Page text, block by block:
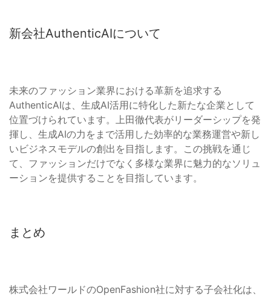
新会社AuthenticAIについて
未来のファッション業界における革新を追求する
AuthenticAIは、生成AI活用に特化した新たな企業として
位置づけられています。上田徹代表がリーダーシップを発
揮し、生成AIの力をまで活用した効率的な業務運営や新し
いビジネスモデルの創出を目指します。この挑戦を通じ
て、ファッションだけでなく多様な業界に魅力的なソリュ
ーションを提供することを目指しています。
まとめ
株式会社ワールドのOpenFashion社に対する子会社化は、